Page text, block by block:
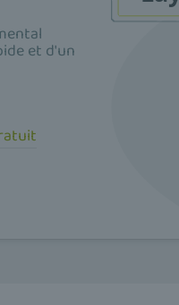
et d'un